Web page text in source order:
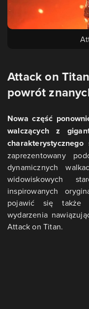
Attack on
powrót
Nowa część
walczących z
zaprezentowany
dynamicznych
widowiskowych
inspirowanych
pojawić się także
wydarzenia
Attack on Titan.